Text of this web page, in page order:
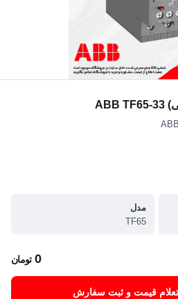
مدل
TF65
0 تومان
قیمت و ثبت سفارش